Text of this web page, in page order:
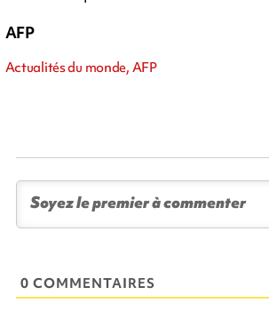
AFP
Actualités du monde, AFP
0 COMMENTAIRES